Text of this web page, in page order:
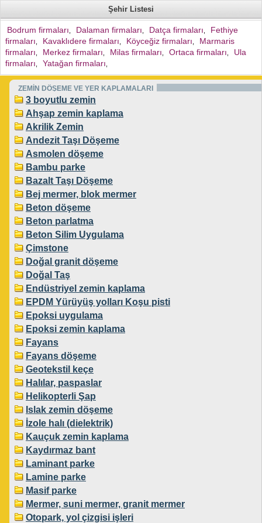
Şehir Listesi
Bodrum firmaları Dalaman firmaları Datça firmaları
Fethiye
firmaları
Kavaklıdere firmaları Köyceğiz firmaları
Marmaris
firmaları
Merkez firmaları Milas firmaları Ortaca firmaları
Ula
firmaları
Yatağan firmaları
ZEMİN DÖŞEME VE YER KAPLAMALARI
3 boyutlu zemin
Ahşap zemin kaplama
Akrilik Zemin
Andezit Taşı Döşeme
Asmolen döşeme
Bambu parke
Bazalt Taşı Döşeme
Bej mermer, blok mermer
Beton döşeme
Beton parlatma
Beton Silim Uygulama
Çimstone
Doğal granit döşeme
Doğal Taş
Endüstriyel zemin kaplama
EPDM Yürüyüş yolları Koşu pisti
Epoksi uygulama
Epoksi zemin kaplama
Fayans
Fayans döşeme
Geotekstil keçe
Halılar, paspaslar
Helikopterli Şap
Islak zemin döşeme
İzole halı (dielektrik)
Kauçuk zemin kaplama
Kaydırmaz bant
Laminant parke
Lamine parke
Masif parke
Mermer, suni mermer, granit mermer
Otopark, yol çizgisi işleri